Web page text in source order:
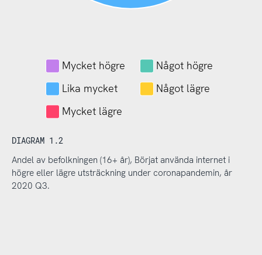
Mycket högre
Något högre
Lika mycket
Något lägre
Mycket lägre
DIAGRAM 1.2
Andel av befolkningen (16+ år), Börjat använda internet i
högre eller lägre utsträckning under coronapandemin, år
2020 Q3.